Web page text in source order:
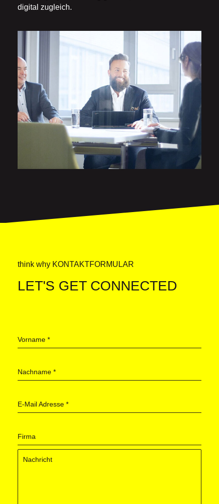
digital zugleich.
think why KONTAKTFORMULAR
LET'S GET CONNECTED
Vorname *
Nachname *
E-Mail Adresse *
Firma